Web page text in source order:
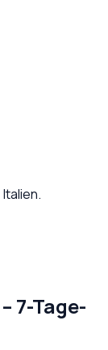
Italien.
– 7-Tage-